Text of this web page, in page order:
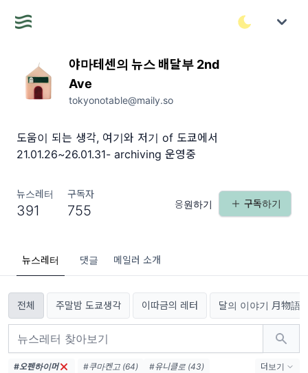
야마테센의 뉴스 배달부 2nd
Ave
tokyonotable@maily.so
도움이 되는 생각, 여기와 저기 of 도쿄에서
21.01.26~26.01.31- archiving 운영중
뉴스레터
391
구독자
755 응원하기 구독하기
뉴스레터 댓글 메일러 소개
전체 주말밤 도쿄생각 이따금의 레터 달의 이야기 月物語
#오펜하이머 #쿠마켄고 (64)
#유니클로 (43)
더보기